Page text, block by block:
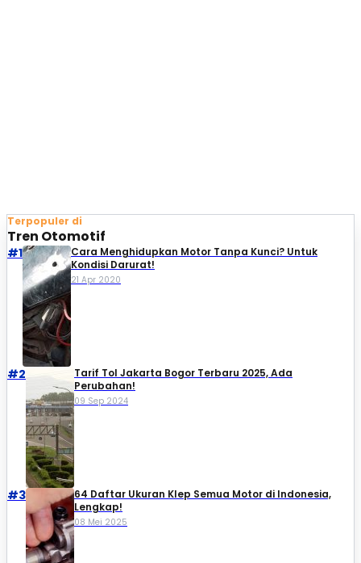
Terpopuler di
Tren Otomotif
#1
Cara Menghidupkan Motor Tanpa Kunci? Untuk
Kondisi Darurat!
21 Apr 2020
#2
Tarif Tol Jakarta Bogor Terbaru 2025, Ada
Perubahan!
09 Sep 2024
#3
64 Daftar Ukuran Klep Semua Motor di Indonesia,
Lengkap!
08 Mei 2025